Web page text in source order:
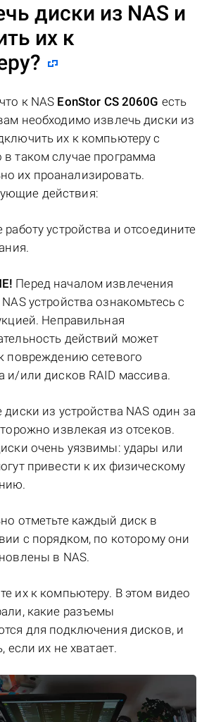
диски из NAS и
их к
к NAS EonStor CS 2060G есть
необходимо извлечь диски из
их к компьютеру с
в таком случае программа
их проанализировать.
действия:
устройства и отсоедините
Перед началом извлечения
устройства ознакомьтесь с
Неправильная
действий может
повреждению сетевого
и/или дисков RAID массива.
диски из устройства NAS один за
извлекая из отсеков.
очень уязвимы: удары или
привести к их физическому
отметьте каждый диск в
с порядком, по которому они
в NAS.
их к компьютеру. В этом видео
какие разъемы
для подключения дисков, и
если их не хватает.